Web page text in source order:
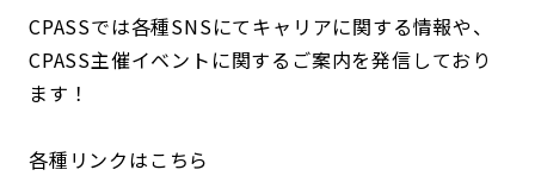
CPASSでは各種SNSにてキャリアに関する情報や、
CPASS主催イベントに関するご案内を発信しており
ます！
各種リンクはこちら